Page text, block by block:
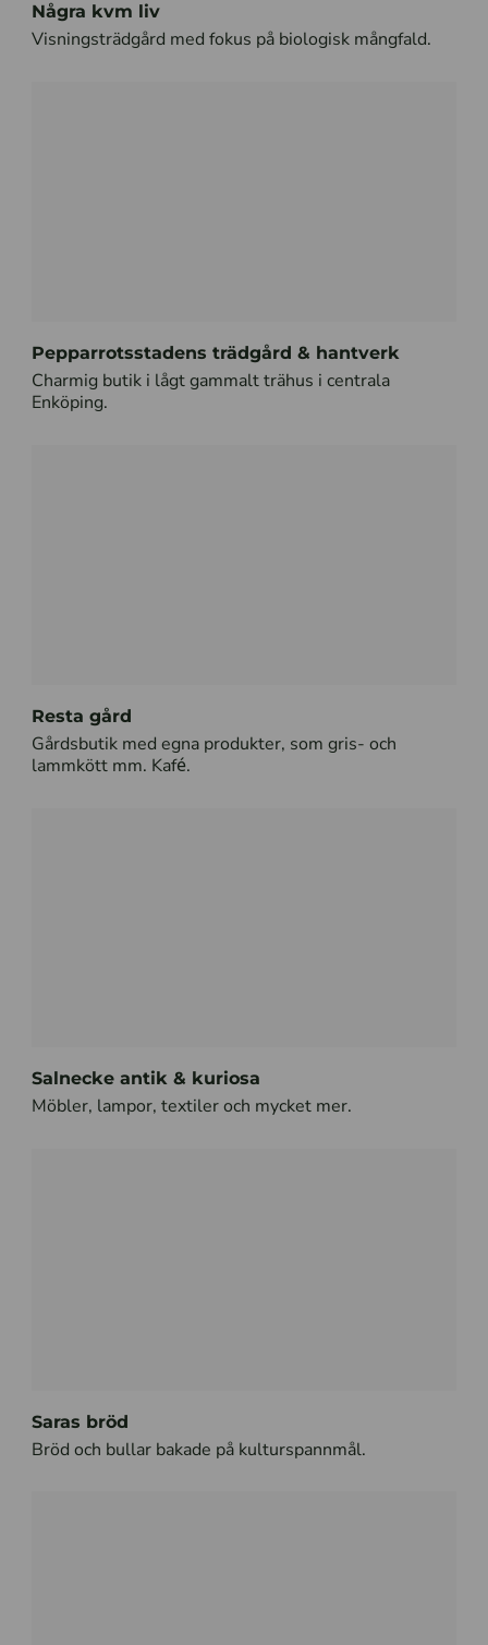
Några kvm liv
Visningsträdgård med fokus på biologisk mångfald.
Pepparrotsstadens trädgård & hantverk
Charmig butik i lågt gammalt trähus i centrala
Enköping.
Resta gård
Gårdsbutik med egna produkter, som gris- och
lammkött mm. Kafé.
Salnecke antik & kuriosa
Möbler, lampor, textiler och mycket mer.
Saras bröd
Bröd och bullar bakade på kulturspannmål.